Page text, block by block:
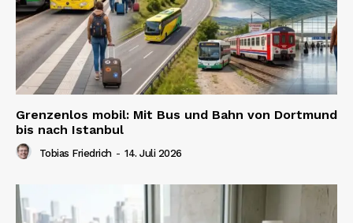
Grenzenlos mobil: Mit Bus und Bahn von Dortmund
bis nach Istanbul
Tobias Friedrich - 14. Juli 2026